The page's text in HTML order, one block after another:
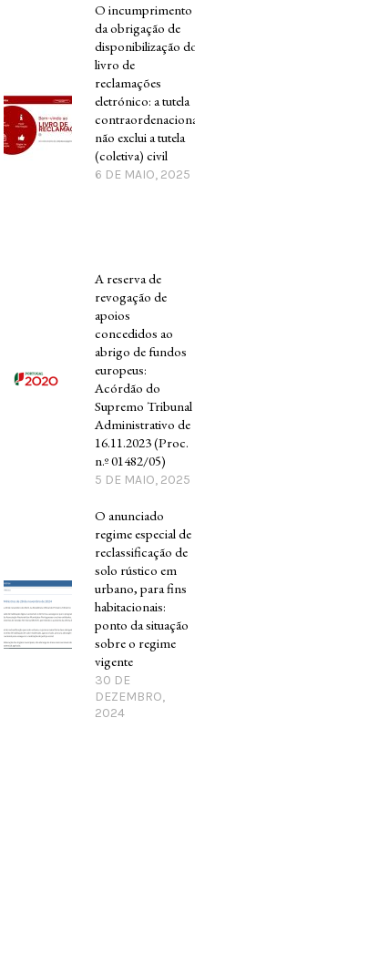
O incumprimento
da obrigação de
disponibilização do
livro de
reclamações
eletrónico: a tutela
contraordenacional
não exclui a tutela
(coletiva) civil
6 DE MAIO, 2025
A reserva de
revogação de
apoios
concedidos ao
abrigo de fundos
europeus:
Acórdão do
Supremo Tribunal
Administrativo de
16.11.2023 (Proc.
n.º 01482/05)
5 DE MAIO, 2025
O anunciado
regime especial de
reclassificação de
solo rústico em
urbano, para fins
habitacionais:
ponto da situação
sobre o regime
vigente
30 DE
DEZEMBRO,
2024